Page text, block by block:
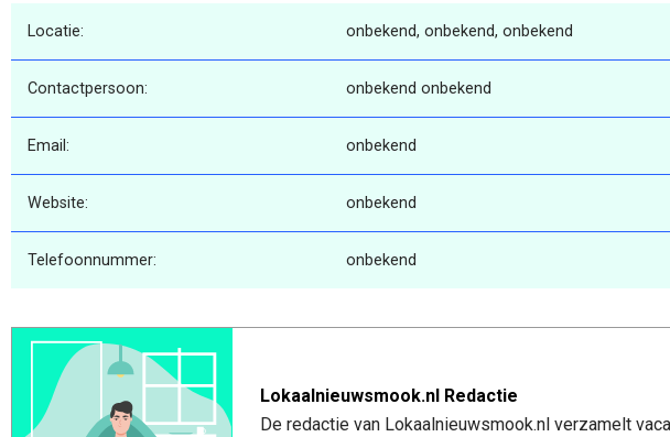
Locatie: onbekend, onbekend, onbekend
Contactpersoon: onbekend onbekend
Email: onbekend
Website: onbekend
Telefoonnummer: onbekend
Lokaalnieuwsmook.nl Redactie
De redactie van Lokaalnieuwsmook.nl verzamelt